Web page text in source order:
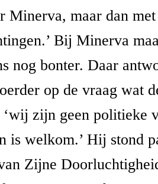
Minerva, maar dan
Bij Minerva
nog bonter. Daar
op de vraag wat
zijn geen politieke
is welkom.’ Hij stond
Zijne